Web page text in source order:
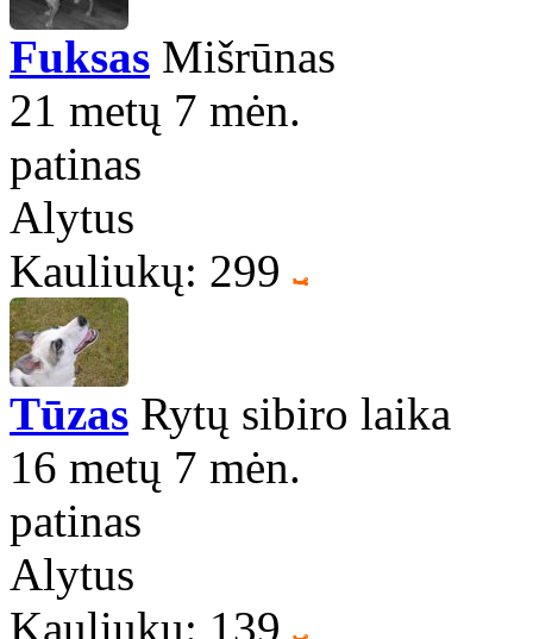
Fuksas Mišrūnas
21 metų 7 mėn.
patinas
Alytus
Kauliukų: 299
Tūzas Rytų sibiro laika
16 metų 7 mėn.
patinas
Alytus
Kauliukų: 139